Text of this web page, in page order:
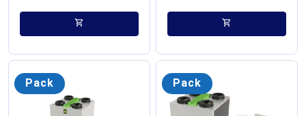
shopping_cart shopping_cart
Pack Pack